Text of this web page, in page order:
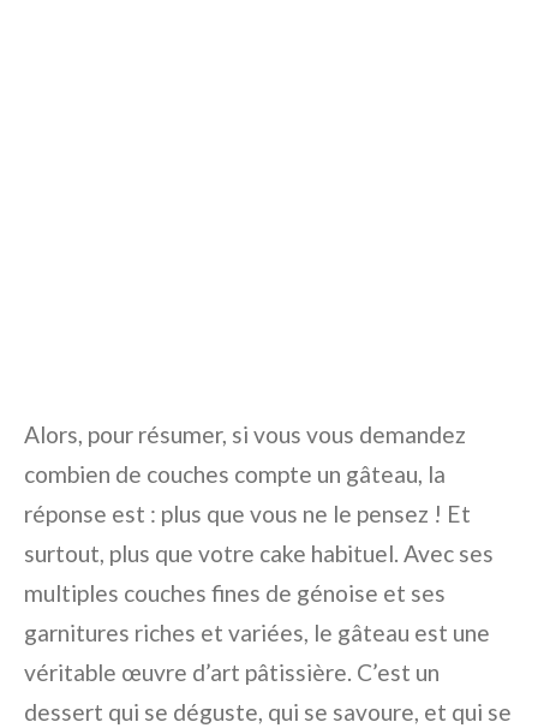
Alors, pour résumer, si vous vous demandez
combien de couches compte un gâteau, la
réponse est : plus que vous ne le pensez ! Et
surtout, plus que votre cake habituel. Avec ses
multiples couches fines de génoise et ses
garnitures riches et variées, le gâteau est une
véritable œuvre d’art pâtissière. C’est un
dessert qui se déguste, qui se savoure, et qui se